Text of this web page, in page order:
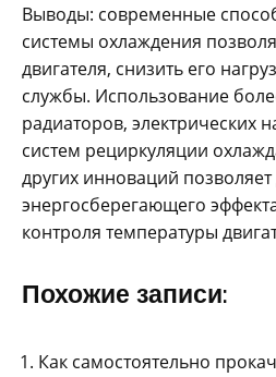
Выводы: современные
системы охлаждения
двигателя, снизить его
службы. Использование
радиаторов, электрических
систем рециркуляции
других инноваций позволяет
энергосберегающего
контроля температуры
Похожие записи:
Как самостоятельно